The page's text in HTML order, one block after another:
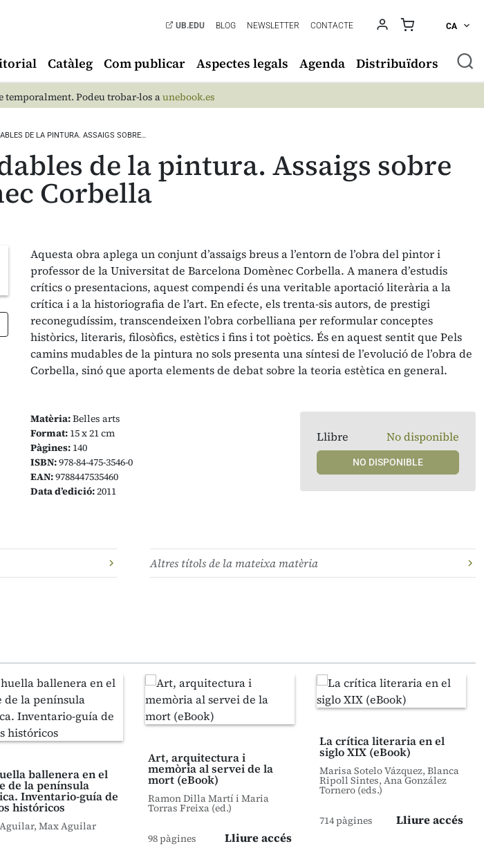
UB.EDU BLOG NEWSLETTER CONTACTE CA
Catàleg Com publicar Aspectes legals Agenda Distribuïdors
temporalment. Podeu trobar-los aunebook.es
DE LA PINTURA. ASSAIGS SOBRE…
de la pintura. Assaigs sobre
Corbella
Aquesta obra aplega un conjunt d’assaigs breus a l’entorn de l’obra del pintor i
professor de la Universitat de Barcelona Domènec Corbella. A manera d’estudis
crítics o presentacions, aquest compendi és una veritable aportació literària a la
crítica i a la historiografia de l’art. En efecte, els trenta-sis autors, de prestigi
reconegudíssim, transcendeixen l’obra corbelliana per reformular conceptes
històrics, literaris, filosòfics, estètics i fins i tot poètics. És en aquest sentit que Pels
camins mudables de la pintura no sols presenta una síntesi de l’evolució de l’obra de
Corbella, sinó que aporta elements de debat sobre la teoria estètica en general.
Matèria:Belles arts
Format: 15 x 21 cm
Pàgines: 140
ISBN:978-84-475-3546-0
EAN:9788447535460
Data d’edició:2011
Llibre No disponible
NO DISPONIBLE
Altres títols de la mateixa matèria
ballenera en el
de la península
Inventario-guía de
históricos
Max Aguilar
Art, arquitectura i
memòria al servei de la
mort (eBook)
Ramon Dilla Martí i Maria
Torras Freixa (ed.)
98 pàgines Lliure accés
La crítica literaria en el
siglo XIX (eBook)
Marisa Sotelo Vázquez, Blanca
Ripoll Sintes, Ana González
Tornero (eds.)
714 pàgines Lliure accés